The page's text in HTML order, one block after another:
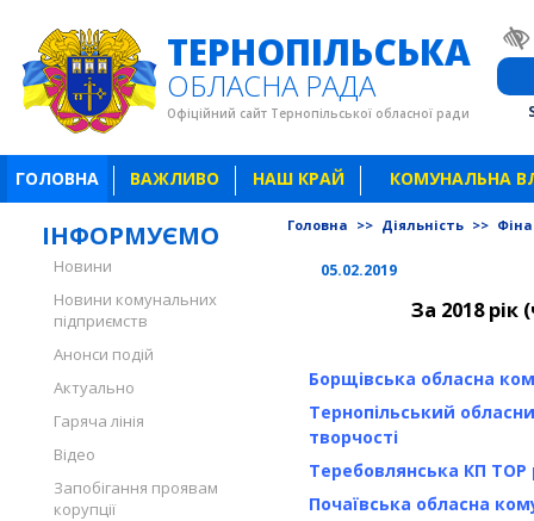
ТЕРНОПІЛЬСЬКА
ОБЛАСНА РАДА
Офіційний сайт Тернопільської обласної ради
ГОЛОВНА ВАЖЛИВО НАШ КРАЙ КОМУНАЛЬНА
ІНФОРМУЄМО
Новини
Новини комунальних
підприємств
Анонси подій
Актуально
Гаряча лінія
Відео
Запобігання проявам
корупції
Головна >> Діяльність >>
05.02.2019
За 2018 рік
Борщівська обласна
Тернопільський
творчості
Теребовлянська КП
Почаївська обласна